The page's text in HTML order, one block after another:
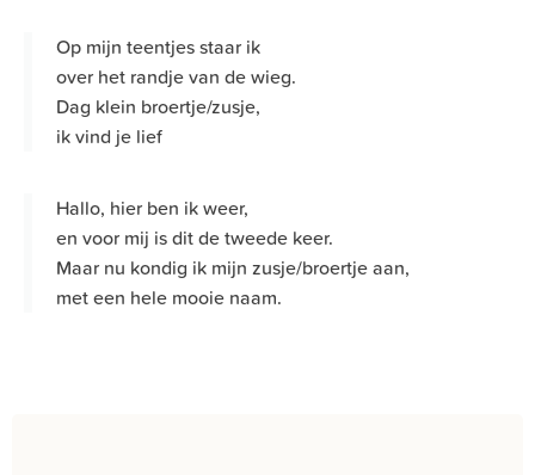
Op mijn teentjes staar ik
over het randje van de wieg.
Dag klein broertje/zusje,
ik vind je lief
Hallo, hier ben ik weer,
en voor mij is dit de tweede keer.
Maar nu kondig ik mijn zusje/broertje aan,
met een hele mooie naam.